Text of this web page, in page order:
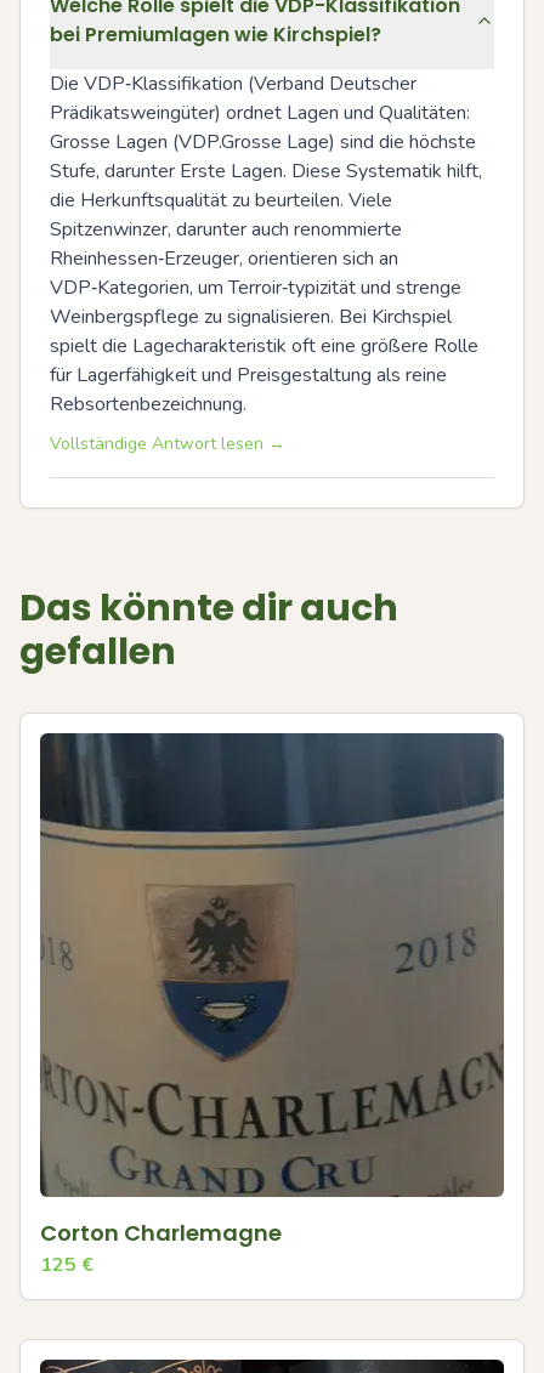
bei Premiumlagen wie Kirchspiel?
Die VDP‑Klassifikation (Verband Deutscher
Prädikatsweingüter) ordnet Lagen und Qualitäten:
Grosse Lagen (VDP.Grosse Lage) sind die höchste
Stufe, darunter Erste Lagen. Diese Systematik hilft,
die Herkunftsqualität zu beurteilen. Viele
Spitzenwinzer, darunter auch renommierte
Rheinhessen‑Erzeuger, orientieren sich an
VDP‑Kategorien, um Terroir‑typizität und strenge
Weinbergspflege zu signalisieren. Bei Kirchspiel
spielt die Lagecharakteristik oft eine größere Rolle
für Lagerfähigkeit und Preisgestaltung als reine
Rebsortenbezeichnung.
Vollständige Antwort lesen →
Das könnte dir auch
gefallen
Corton Charlemagne
125 €